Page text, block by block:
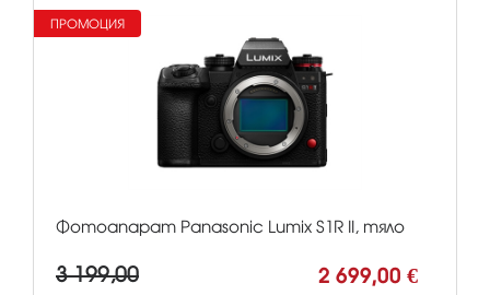
Фотоапарат Panasonic Lumix S1R II, тяло
3 199,00 2 699,00 €
ПРОМОЦИЯ